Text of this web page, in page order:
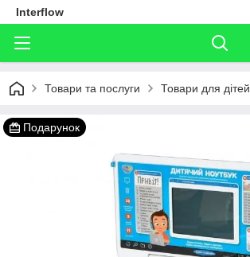
Interflow
Товари та послуги Товари для дітей
Подарунок